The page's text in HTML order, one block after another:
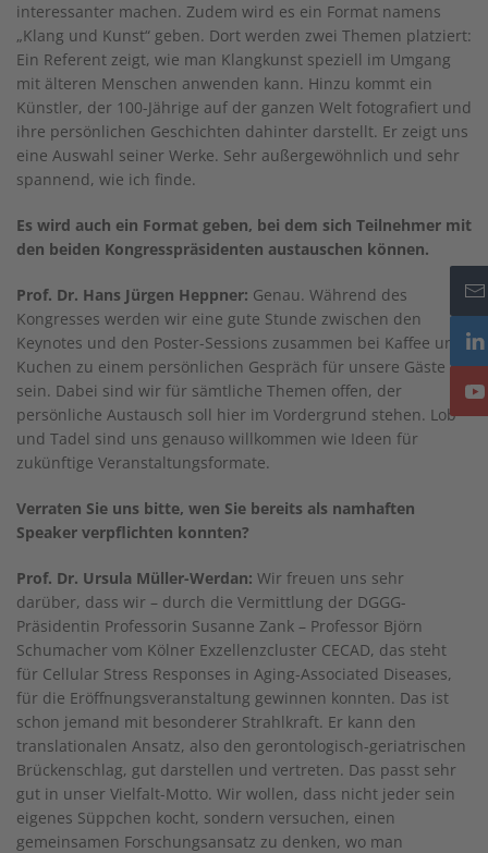
interessanter machen. Zudem wird es ein Format namens
„Klang und Kunst“ geben. Dort werden zwei Themen platziert:
Ein Referent zeigt, wie man Klangkunst speziell im Umgang
mit älteren Menschen anwenden kann. Hinzu kommt ein
Künstler, der 100-Jährige auf der ganzen Welt fotografiert und
ihre persönlichen Geschichten dahinter darstellt. Er zeigt uns
eine Auswahl seiner Werke. Sehr außergewöhnlich und sehr
spannend, wie ich finde.
Es wird auch ein Format geben, bei dem sich Teilnehmer mit
den beiden Kongresspräsidenten austauschen können.
Prof. Dr. Hans Jürgen Heppner: Genau. Während des
Kongresses werden wir eine gute Stunde zwischen den
Keynotes und den Poster-Sessions zusammen bei Kaffee und
Kuchen zu einem persönlichen Gespräch für unsere Gäste da
sein. Dabei sind wir für sämtliche Themen offen, der
persönliche Austausch soll hier im Vordergrund stehen. Lob
und Tadel sind uns genauso willkommen wie Ideen für
zukünftige Veranstaltungsformate.
Verraten Sie uns bitte, wen Sie bereits als namhaften
Speaker verpflichten konnten?
Prof. Dr. Ursula Müller-Werdan: Wir freuen uns sehr
darüber, dass wir – durch die Vermittlung der DGGG-
Präsidentin Professorin Susanne Zank – Professor Björn
Schumacher vom Kölner Exzellenzcluster CECAD, das steht
für Cellular Stress Responses in Aging-Associated Diseases,
für die Eröffnungsveranstaltung gewinnen konnten. Das ist
schon jemand mit besonderer Strahlkraft. Er kann den
translationalen Ansatz, also den gerontologisch-geriatrischen
Brückenschlag, gut darstellen und vertreten. Das passt sehr
gut in unser Vielfalt-Motto. Wir wollen, dass nicht jeder sein
eigenes Süppchen kocht, sondern versuchen, einen
gemeinsamen Forschungsansatz zu denken, wo man